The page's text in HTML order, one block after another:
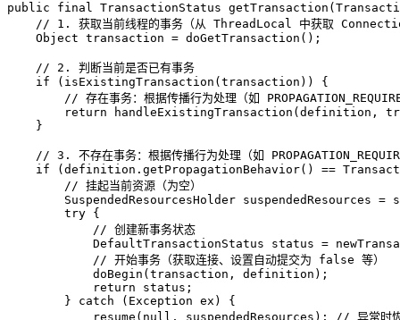
public final TransactionStatus getTransaction
// 1. 获取当前线程的事务（从 ThreadLocal 中获取
Object transaction = doGetTransaction();
// 2. 判断当前是否已有事务
if (isExistingTransaction(transaction)) {
// 存在事务：根据传播行为处理（如
return handleExistingTransaction(definition,
    }
// 3. 不存在事务：根据传播行为处理（如
if (definition.getPropagationBehavior() ==
// 挂起当前资源（为空）
SuspendedResourcesHolder suspendedResources =
try {
// 创建新事务状态
DefaultTransactionStatus
status =
// 开始事务（获取连接、设置自动提交为 false 等）
            doBegin(transaction, definition);
return status;
        }
catch (Exception ex) {
            resume(
null , suspendedResources); // 异常时